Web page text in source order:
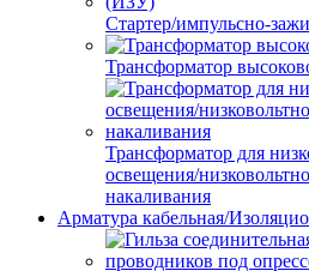
Стартер/импульсно-
Трансформатор
Трансформатор для
освещения/
накаливания
Арматура кабельная/